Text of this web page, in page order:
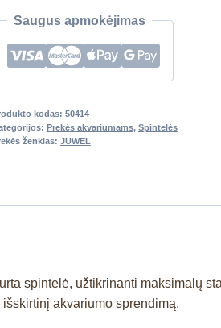
Saugus apmokėjimas
kodas: 50414
Prekės akvariumams, Spintelės
ženklas: JUWEL
spintelė, užtikrinanti maksimalų
akvariumo sprendimą.